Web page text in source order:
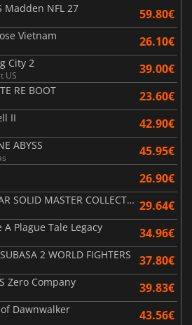
Madden NFL 27
59.80€
Vietnam 26.10€
City 2
US 39.00€
RE BOOT 23.60€
II 42.90€
ABYSS 45.95€
26.90€
METAL GEAR SOLID MASTER COLLECTION Vol.2 29.64€
A Plague Tale Legacy 34.96€
2 WORLD FIGHTERS 37.80€
Zero Company 39.83€
Dawnwalker 43.56€